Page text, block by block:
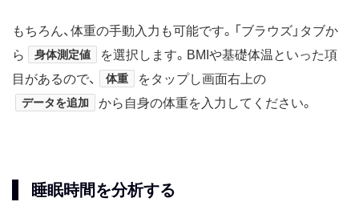
もちろん、体重の手動入力も可能です。「ブラウズ」タブか
ら
身体測定値
を選択します。BMIや基礎体温といった項
目があるので、
体重 をタップし画面右上の
データを追加 から自身の体重を入力してください。
睡眠時間を分析する